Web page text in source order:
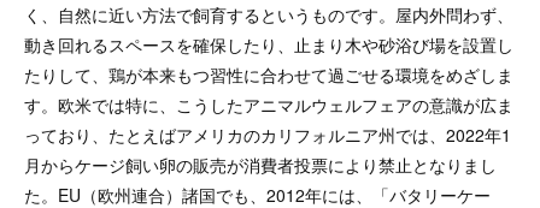
く、自然に近い方法で飼育するというものです。屋内外問わず、
動き回れるスペースを確保したり、止まり木や砂浴び場を設置し
たりして、鶏が本来もつ習性に合わせて過ごせる環境をめざしま
す。欧米では特に、こうしたアニマルウェルフェアの意識が広ま
っており、たとえばアメリカのカリフォルニア州では、2022年1
月からケージ飼い卵の販売が消費者投票により禁止となりまし
た。EU（欧州連合）諸国でも、2012年には、「バタリーケー